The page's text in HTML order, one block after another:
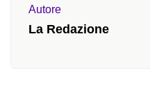
Autore
La Redazione